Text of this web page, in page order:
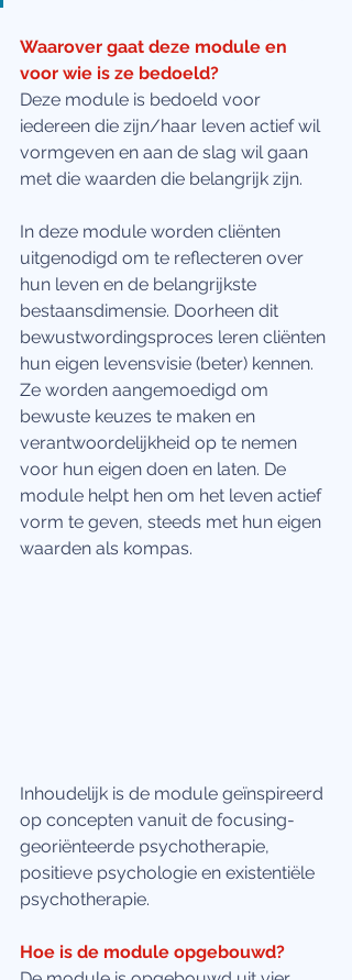
Waarover gaat deze module en
voor wie is ze bedoeld?
Deze module is bedoeld voor
iedereen die zijn/haar leven actief wil
vormgeven en aan de slag wil gaan
met die waarden die belangrijk zijn.
In deze module worden cliënten
uitgenodigd om te reflecteren over
hun leven en de belangrijkste
bestaansdimensie. Doorheen dit
bewustwordingsproces leren cliënten
hun eigen levensvisie (beter) kennen.
Ze worden aangemoedigd om
bewuste keuzes te maken en
verantwoordelijkheid op te nemen
voor hun eigen doen en laten. De
module helpt hen om het leven actief
vorm te geven, steeds met hun eigen
waarden als kompas.
Inhoudelijk is de module geïnspireerd
op concepten vanuit de focusing-
georiënteerde psychotherapie,
positieve psychologie en existentiële
psychotherapie.
Hoe is de module opgebouwd?